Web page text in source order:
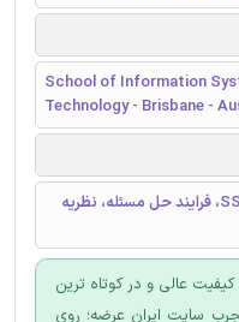
School of Information
Technology - Brisbane -
تکنولوژی سلف-سرویس، SST، مشکل SST، فرایند حل مسئله، نظریه
عالی و در کوتاه ترین
سایت ایران عرضه؛ روی